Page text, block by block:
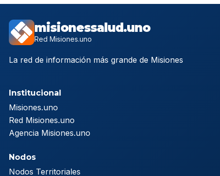
misionessalud.uno
Red Misiones.uno
La red de información más grande de Misiones
Institucional
Misiones.uno
Red Misiones.uno
Agencia Misiones.uno
Nodos
Nodos Territoriales